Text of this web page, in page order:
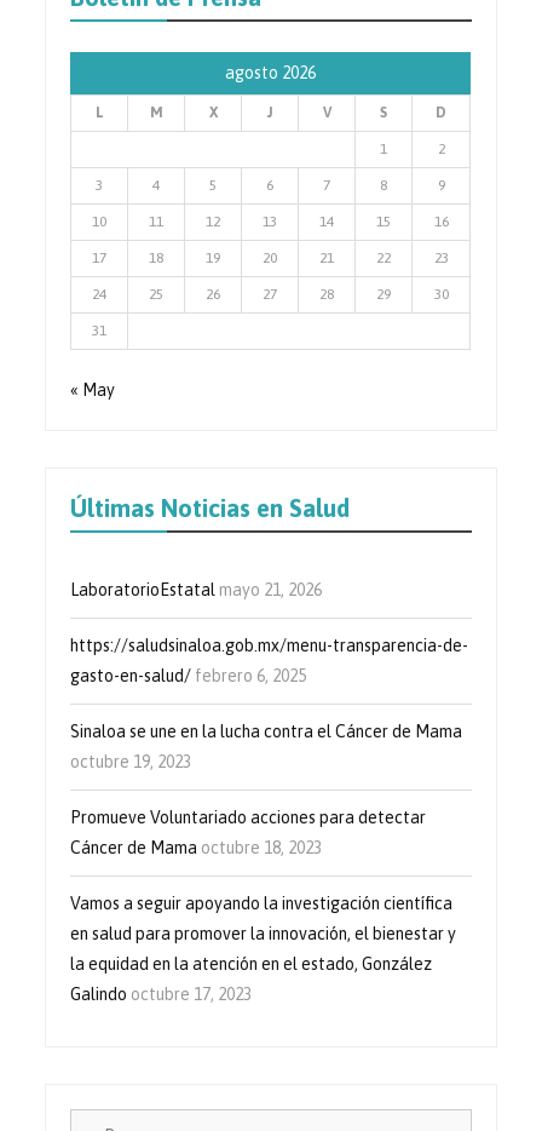
agosto 2026
L M X J V S D
1 2
3 4 5 6 7 8 9
10 11 12 13 14 15 16
17 18 19 20 21 22 23
24 25 26 27 28 29 30
31
« May
Últimas Noticias en Salud
LaboratorioEstatal mayo 21, 2026
https://saludsinaloa.gob.mx/menu-transparencia-de-
gasto-en-salud/ febrero 6, 2025
Sinaloa se une en la lucha contra el Cáncer de Mama
octubre 19, 2023
Promueve Voluntariado acciones para detectar
Cáncer de Mama octubre 18, 2023
Vamos a seguir apoyando la investigación científica
en salud para promover la innovación, el bienestar y
la equidad en la atención en el estado, González
Galindo octubre 17, 2023